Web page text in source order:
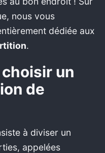
nous vous
dédiée aux
.
un
de
à diviser un
appelées